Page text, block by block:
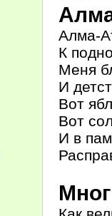
Алма-
К
Меня
И
Вот
Вот
И в